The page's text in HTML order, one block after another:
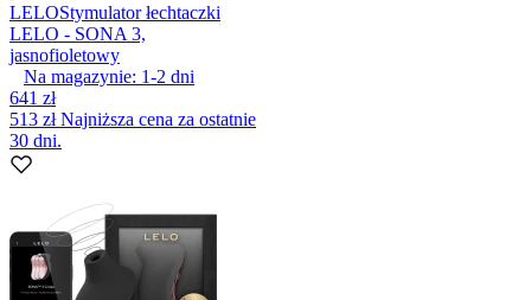
LELOStymulator łechtaczki
LELO - SONA 3,
jasnofioletowy
Na magazynie: 1-2 dni
641 zł
513 złNajniższa cena za ostatnie
30 dni.